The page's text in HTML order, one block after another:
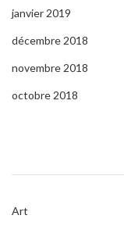
janvier 2019
décembre 2018
novembre 2018
octobre 2018
Art